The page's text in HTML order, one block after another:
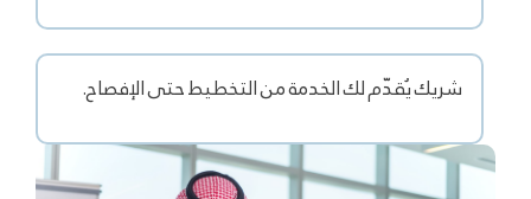
شريك يُقدّم لك الخدمة من التخطيط حتى الإفصاح.